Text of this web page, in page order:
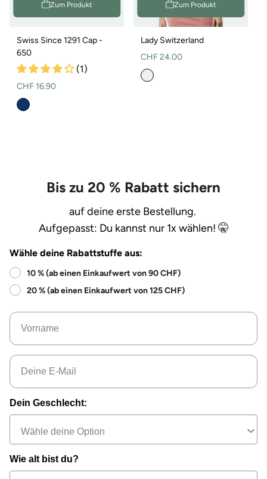
Zum Produkt
Swiss Since 1291 Cap -
650
(1)
Normaler
Preis
CHF 16.90
Zum Produkt
Lady Switzerland
Normaler
Preis
CHF 24.00
Bis zu 20 % Rabatt sichern
auf deine erste Bestellung.
Aufgepasst: Du kannst nur 1x wählen! 🤫
Wähle deine Rabattstuffe aus:
10 % (ab einen Einkaufwert von 90 CHF)
20 % (ab einen Einkaufwert von 125 CHF)
Name
Email
Dein Geschlecht:
Wie alt bist du?